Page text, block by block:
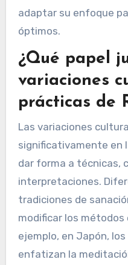
adaptar su enfoque
óptimos.
¿Qué papel
variaciones
prácticas de
Las variaciones
significativamente en
dar forma a técnicas,
interpretaciones.
tradiciones de
modificar los métodos
ejemplo, en Japón,
enfatizan la